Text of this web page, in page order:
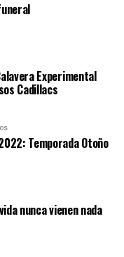
Experimental
Cadillacs
Temporada Otoño
nunca vienen nada